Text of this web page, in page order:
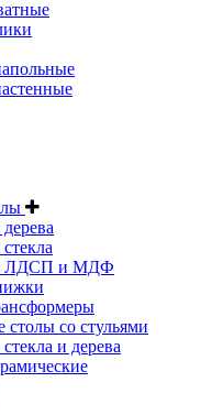
ЛДСП и МДФ
столы со стульями
и дерева